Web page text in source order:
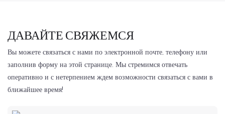
ДАВАЙТЕ СВЯЖЕМСЯ
Вы можете связаться с нами по электронной почте, телефону или
заполнив форму на этой странице. Мы стремимся отвечать
оперативно и с нетерпением ждем возможности связаться с вами в
ближайшее время!